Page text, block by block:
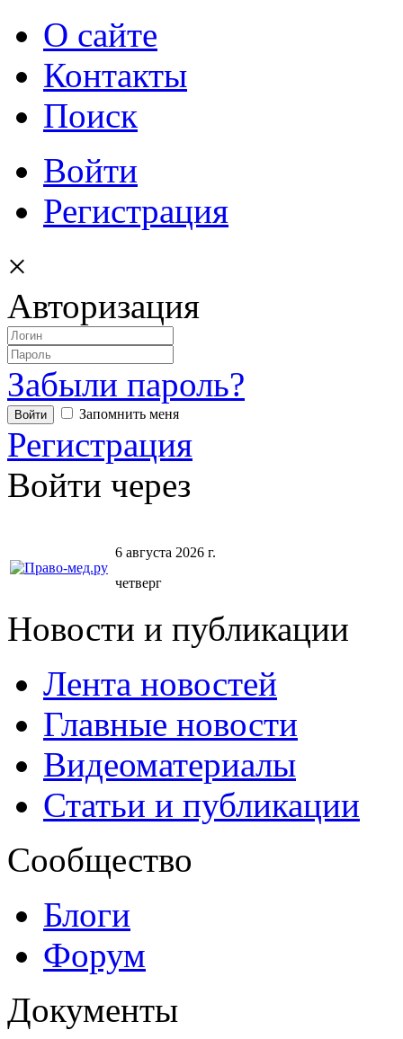
О сайте
Контакты
Поиск
Войти
Регистрация
×
Авторизация
Забыли пароль?
Запомнить меня
Регистрация
Войти через
6 августа 2026 г.
четверг
Новости и публикации
Лента новостей
Главные новости
Видеоматериалы
Статьи и публикации
Сообщество
Блоги
Форум
Документы